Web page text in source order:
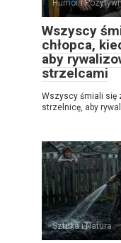
Humor i
Wszyscy
chłopca,
aby
strzelcami
Wszyscy śmiali się
strzelnicę, aby
Sztuka i Natura